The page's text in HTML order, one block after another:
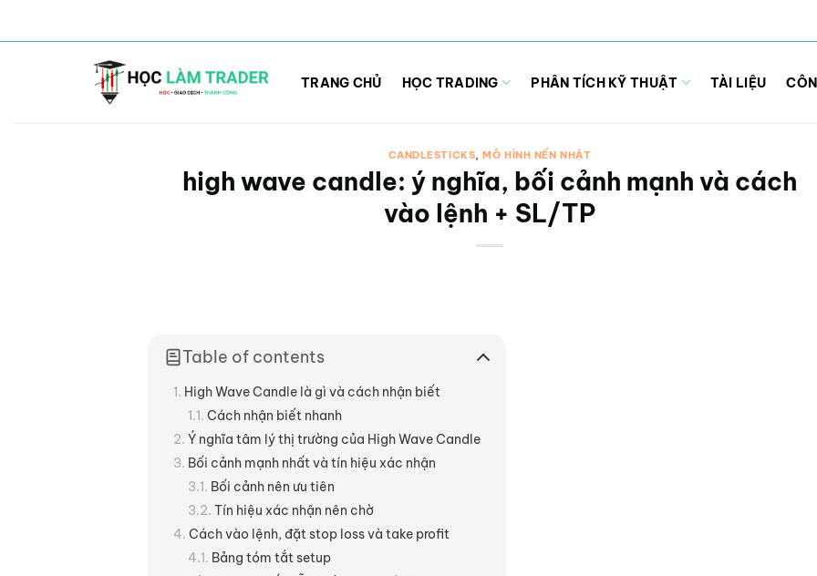
TRANG CHỦ HỌC TRADING PHÂN TÍCH KỸ THUẬT TÀI LIỆU
CANDLESTICKS,MÔ HÌNH NẾN NHẬT
high wave candle: ý nghĩa, bối cảnh mạnh và cách
vào lệnh + SL/TP
Table of contents
High Wave Candle là gì và cách nhận biết
Cách nhận biết nhanh
Ý nghĩa tâm lý thị trường của High Wave Candle
Bối cảnh mạnh nhất và tín hiệu xác nhận
Bối cảnh nên ưu tiên
Tín hiệu xác nhận nên chờ
Cách vào lệnh, đặt stop loss và take profit
Bảng tóm tắt setup